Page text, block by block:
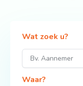
Wat zoek u?
Waar?